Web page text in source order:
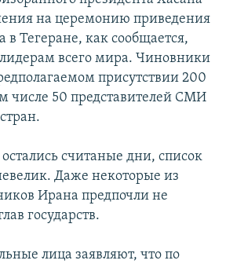
на церемонию приведения
в Тегеране, как сообщается,
всего мира. Чиновники
присутствии 200
числе 50 представителей СМИ
считаные дни, список
Даже некоторые из
Ирана предпочли не
государств.
лица заявляют, что по